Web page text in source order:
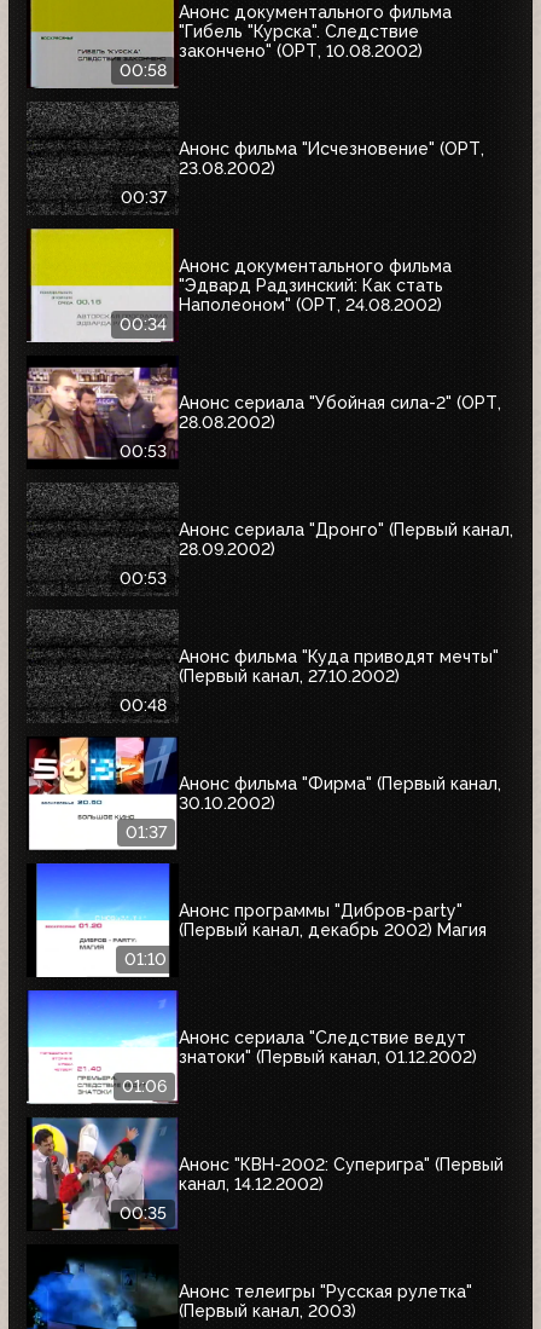
00:58
Анонс документального фильма
"Гибель "Курска". Следствие
закончено" (ОРТ, 10.08.2002)
00:37
Анонс фильма "Исчезновение" (ОРТ,
23.08.2002)
00:34
Анонс документального фильма
"Эдвард Радзинский: Как стать
Наполеоном" (ОРТ, 24.08.2002)
00:53
Анонс сериала "Убойная сила-2" (ОРТ,
28.08.2002)
00:53
Анонс сериала "Дронго" (Первый канал,
28.09.2002)
00:48
Анонс фильма "Куда приводят мечты"
(Первый канал, 27.10.2002)
01:37
Анонс фильма "Фирма" (Первый канал,
30.10.2002)
01:10
Анонс программы "Дибров-party"
(Первый канал, декабрь 2002) Магия
01:06
Анонс сериала "Следствие ведут
знатоки" (Первый канал, 01.12.2002)
00:35
Анонс "КВН-2002: Суперигра" (Первый
канал, 14.12.2002)
Анонс телеигры "Русская рулетка"
(Первый канал, 2003)